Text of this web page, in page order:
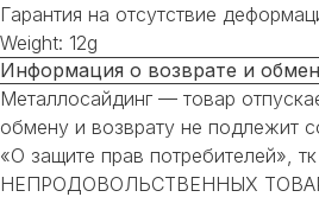
Гарантия на отсутствие
Weight: 12g
Информация о возврате и
Металлосайдинг — товар
обмену и возврату не подлежит
«О защите прав потребителей»,
НЕПРОДОВОЛЬСТВЕННЫХ